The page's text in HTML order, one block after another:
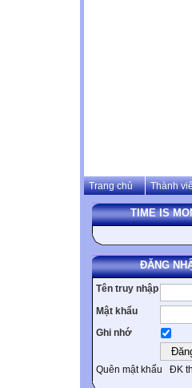
Trang chủ Thành
TIME IS
ĐĂNG
Tên truy nhập
Mật khẩu
Ghi nhớ
Quên mật khẩu ĐK